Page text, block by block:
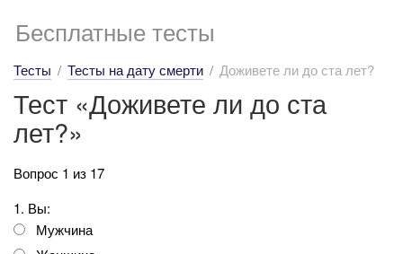
Бесплатные тесты
Тесты Тесты на дату смерти Доживете ли до ста лет?
Тест «Доживете ли до ста
лет?»
Вопрос 1 из 17
1. Вы:
Мужчина